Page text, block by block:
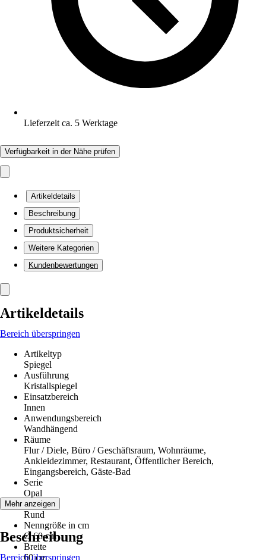
Lieferzeit ca. 5 Werktage
Verfügbarkeit in der Nähe prüfen
Artikeldetails
Beschreibung
Produktsicherheit
Weitere Kategorien
Kundenbewertungen
Artikeldetails
Bereich überspringen
Artikeltyp
Spiegel
Ausführung
Kristallspiegel
Einsatzbereich
Innen
Anwendungsbereich
Wandhängend
Räume
Flur / Diele, Büro / Geschäftsraum, Wohnräume,
Ankleidezimmer, Restaurant, Öffentlicher Bereich,
Eingangsbereich, Gäste-Bad
Serie
Opal
Form
Rund
Nenngröße in cm
Ø 60 cm
Breite
60 cm
Mehr anzeigen
Beschreibung
Bereich überspringen